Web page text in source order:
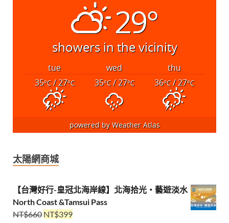
29°
showers in the vicinity
tue wed
thu
35°C/ 27°C 35°C/ 27°C 36°C/ 27°C
powered byWeather Atlas
太陽網商城
【台灣好行-皇冠北海岸線】北海拾光・藝遊淡水
North Coast &Tamsui Pass
NT$660 NT$399